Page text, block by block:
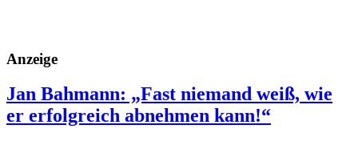
Anzeige
Jan Bahmann: „Fast niemand weiß, wie
er erfolgreich abnehmen kann!“